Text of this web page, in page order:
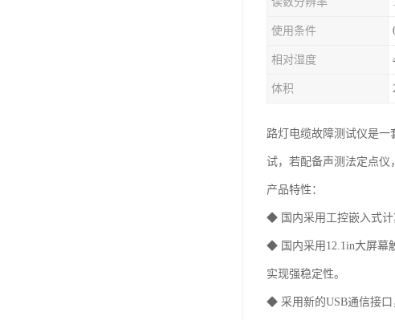
使用条件
相对湿度
体积
路灯电缆故障测试仪是
试，若配备声测法定点仪
产品特性：
◆ 国内采用工控嵌入式计
◆ 国内采用12.1in大屏幕
实现强稳定性。
◆ 采用新的USB通信接口